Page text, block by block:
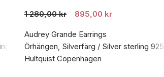
925
1 280,00 kr 895,00 kr
Audrey Grande Earrings
Örhängen, Silverfärg / Silver sterling 925
Hultquist Copenhagen